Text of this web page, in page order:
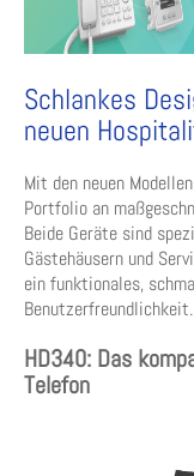
Schlankes
neuen
Mit den neuen Modellen
Portfolio an
Beide Geräte sind
Gästehäusern und
ein funktionales,
Benutzerfreundlichkeit.
HD340: Das
Telefon